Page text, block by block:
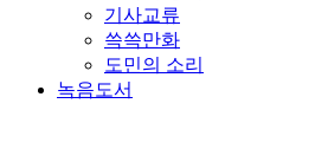
기사교류
쓱쓱만화
도민의 소리
녹음도서